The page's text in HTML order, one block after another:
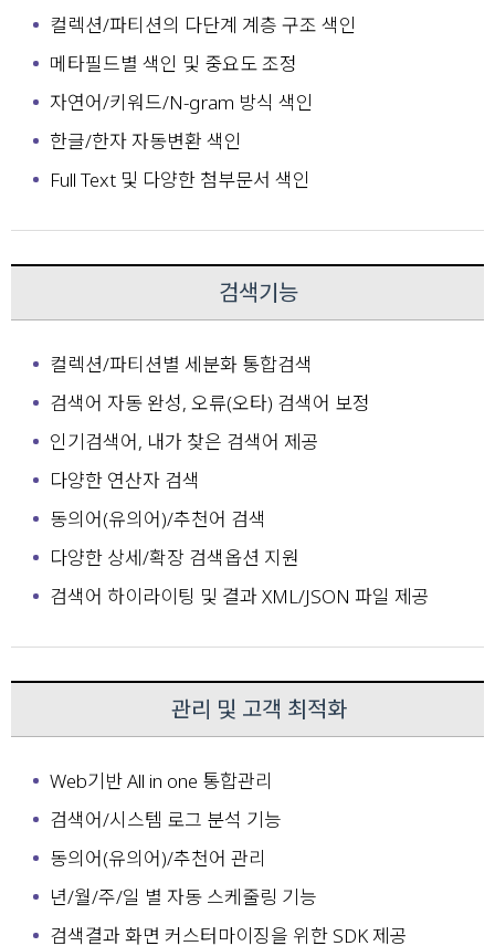
컬렉션/파티션의 다단계 계층 구조 색인
메타필드별 색인 및 중요도 조정
자연어/키워드/N-gram 방식 색인
한글/한자 자동변환 색인
Full Text 및 다양한 첨부문서 색인
검색기능
컬렉션/파티션별 세분화 통합검색
검색어 자동 완성, 오류(오타) 검색어 보정
인기검색어, 내가 찾은 검색어 제공
다양한 연산자 검색
동의어(유의어)/추천어 검색
다양한 상세/확장 검색옵션 지원
검색어 하이라이팅 및 결과 XML/JSON 파일 제공
관리 및 고객 최적화
Web기반 All in one 통합관리
검색어/시스템 로그 분석 기능
동의어(유의어)/추천어 관리
년/월/주/일 별 자동 스케줄링 기능
검색결과 화면 커스터마이징을 위한 SDK 제공